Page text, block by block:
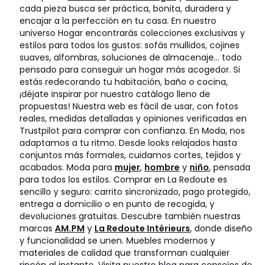
cada pieza busca ser práctica, bonita, duradera y
encajar a la perfección en tu casa. En nuestro
universo Hogar encontrarás colecciones exclusivas y
estilos para todos los gustos: sofás mullidos, cojines
suaves, alfombras, soluciones de almacenaje… todo
pensado para conseguir un hogar más acogedor. Si
estás redecorando tu habitación, baño o cocina,
¡déjate inspirar por nuestro catálogo lleno de
propuestas! Nuestra web es fácil de usar, con fotos
reales, medidas detalladas y opiniones verificadas en
Trustpilot para comprar con confianza. En Moda, nos
adaptamos a tu ritmo. Desde looks relajados hasta
conjuntos más formales, cuidamos cortes, tejidos y
acabados. Moda para mujer, hombre y niño, pensada
para todos los estilos. Comprar en La Redoute es
sencillo y seguro: carrito sincronizado, pago protegido,
entrega a domicilio o en punto de recogida, y
devoluciones gratuitas. Descubre también nuestras
marcas AM.PM y La Redoute Intérieurs, donde diseño
y funcionalidad se unen. Muebles modernos y
materiales de calidad que transforman cualquier